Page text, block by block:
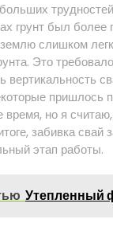
грунт был
слишком
Это
вертикальность
пришлось
время, но я
забивка
этап работы.
Утепленный